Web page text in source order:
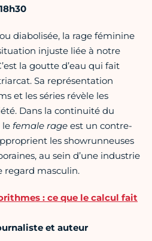
diabolisée, la rage féminine
injuste liée à notre
la goutte d’eau qui fait
Sa représentation
et les séries révèle les
Dans la continuité du
le female rage est un contre-
les showrunneuses
au sein d’une industrie
regard masculin.
: ce que le calcul fait
et auteur